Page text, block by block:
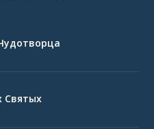
Святых